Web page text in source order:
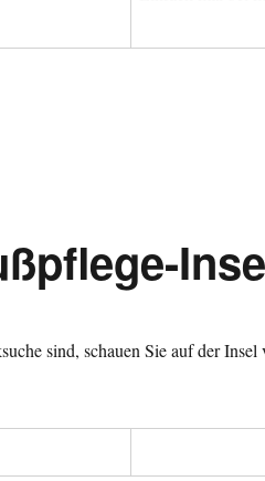
sind, schauen Sie auf der